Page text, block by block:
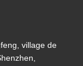
village de